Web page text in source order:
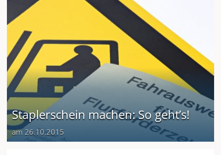
Staplerschein machen: So geht’s!
am 26.10.2015